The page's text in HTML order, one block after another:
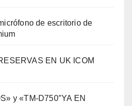
de escritorio de
EN UK ICOM
y «TM-D750″YA EN